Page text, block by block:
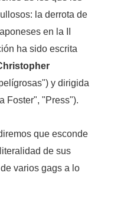
la derrota de
en la II
ha sido escrita
y dirigida
Foster", "Press").
que esconde
de sus
varios gags a lo